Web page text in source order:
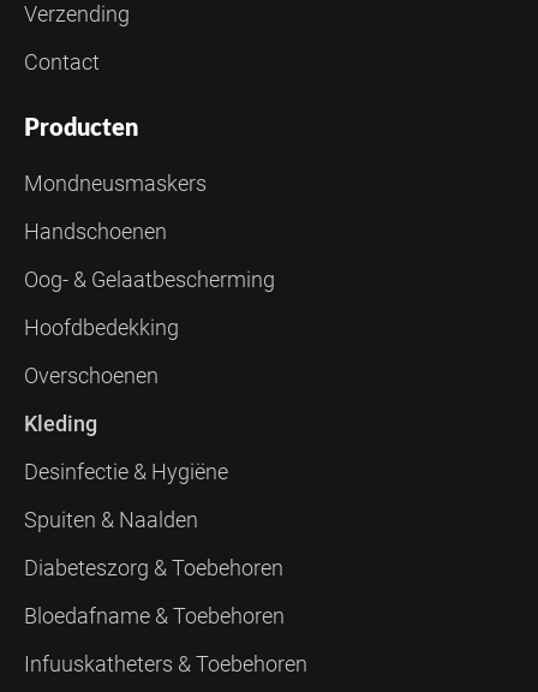
Verzending
Contact
Producten
Mondneusmaskers
Handschoenen
Oog- & Gelaatbescherming
Hoofdbedekking
Overschoenen
Kleding
Desinfectie & Hygiëne
Spuiten & Naalden
Diabeteszorg & Toebehoren
Bloedafname & Toebehoren
Infuuskatheters & Toebehoren